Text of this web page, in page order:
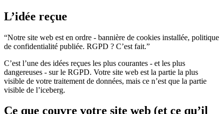
L’idée reçue
“Notre site web est en ordre - bannière de cookies installée, politique
de confidentialité publiée. RGPD ? C’est fait.”
C’est l’une des idées reçues les plus courantes - et les plus
dangereuses - sur le RGPD. Votre site web est la partie la plus
visible de votre traitement de données, mais ce n’est que la partie
visible de l’iceberg.
Ce que couvre votre site web (et ce qu’il